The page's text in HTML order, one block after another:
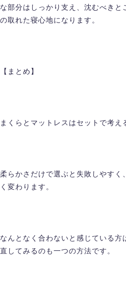
な部分はしっかり支え、沈むべきと
の取れた寝心地になります。
【まとめ】
まくらとマットレスはセットで考え
柔らかさだけで選ぶと失敗しやすく
く変わります。
なんとなく合わないと感じている方
直してみるのも一つの方法です。